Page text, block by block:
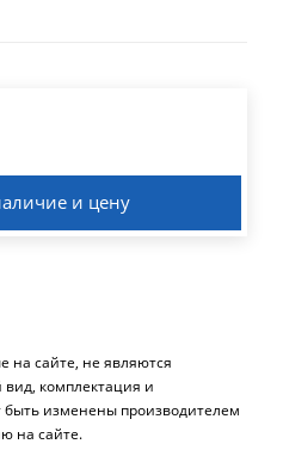
и цену
на сайте, не являются
комплектация и
быть изменены производителем
на сайте.